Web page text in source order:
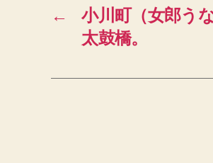
←
小川町（女郎う
太鼓橋。